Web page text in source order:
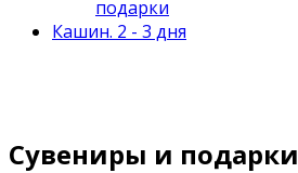
подарки
Кашин. 2 - 3 дня
Сувениры и подарки